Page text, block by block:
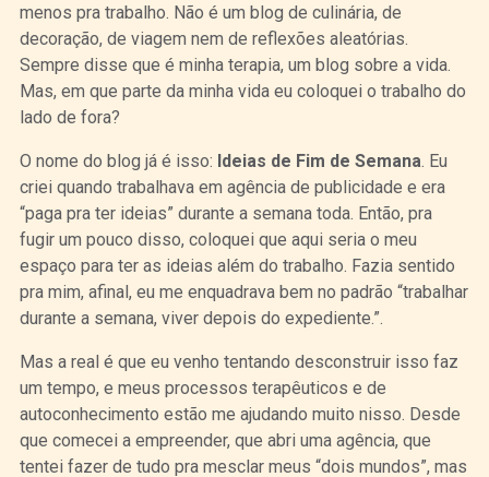
menos pra trabalho. Não é um blog de culinária, de
decoração, de viagem nem de reflexões aleatórias.
Sempre disse que é minha terapia, um blog sobre a vida.
Mas, em que parte da minha vida eu coloquei o trabalho do
lado de fora?
O nome do blog já é isso: Ideias de Fim de Semana . Eu
criei quando trabalhava em agência de publicidade e era
“paga pra ter ideias” durante a semana toda. Então, pra
fugir um pouco disso, coloquei que aqui seria o meu
espaço para ter as ideias além do trabalho. Fazia sentido
pra mim, afinal, eu me enquadrava bem no padrão “trabalhar
durante a semana, viver depois do expediente.”.
Mas a real é que eu venho tentando desconstruir isso faz
um tempo, e meus processos terapêuticos e de
autoconhecimento estão me ajudando muito nisso. Desde
que comecei a empreender, que abri uma agência, que
tentei fazer de tudo pra mesclar meus “dois mundos”, mas